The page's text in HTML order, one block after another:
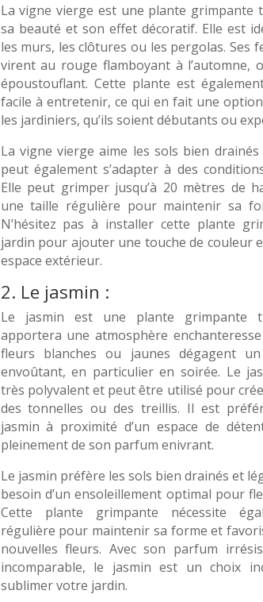
La vigne vierge est une plante grimpante
sa beauté et son effet décoratif. Elle est
les murs, les clôtures ou les pergolas. Ses
virent au rouge flamboyant à l’automne,
époustouflant. Cette plante est
facile à entretenir, ce qui en fait une
les jardiniers, qu’ils soient débutants ou
La vigne vierge aime les sols bien
peut également s’adapter à des
Elle peut grimper jusqu’à 20 mètres de
une taille régulière pour maintenir sa
N’hésitez pas à installer cette plante
jardin pour ajouter une touche de couleur
espace extérieur.
2. Le jasmin :
Le jasmin est une plante grimpante
apportera une atmosphère
fleurs blanches ou jaunes dégagent
envoûtant, en particulier en soirée. Le
très polyvalent et peut être utilisé pour
des tonnelles ou des treillis. Il est
jasmin à proximité d’un espace de
pleinement de son parfum enivrant.
Le jasmin préfère les sols bien drainés et
besoin d’un ensoleillement optimal pour
Cette plante grimpante nécessite
régulière pour maintenir sa forme et
nouvelles fleurs. Avec son parfum
incomparable, le jasmin est un choix
sublimer votre jardin.